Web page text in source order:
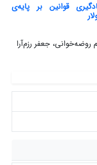
قوانین بر پایه‌ی
جعفر رزم‌آرا